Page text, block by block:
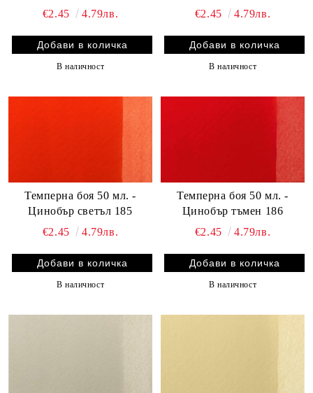
€2.45
4.79лв.
В наличност
€2.45
4.79лв.
В наличност
Темперна боя 50 мл. -
Цинобър светъл 185
€2.45
4.79лв.
В наличност
Темперна боя 50 мл. -
Цинобър тъмен 186
€2.45
4.79лв.
В наличност